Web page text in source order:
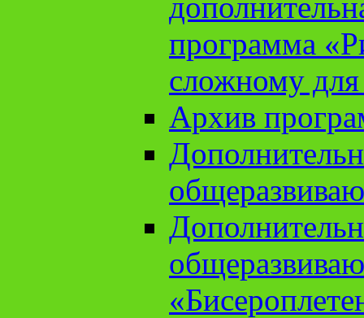
программа
сложному
Архив